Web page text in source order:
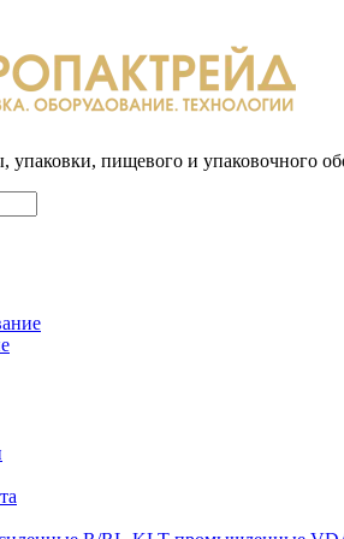
упаковки, пищевого и упаковочного